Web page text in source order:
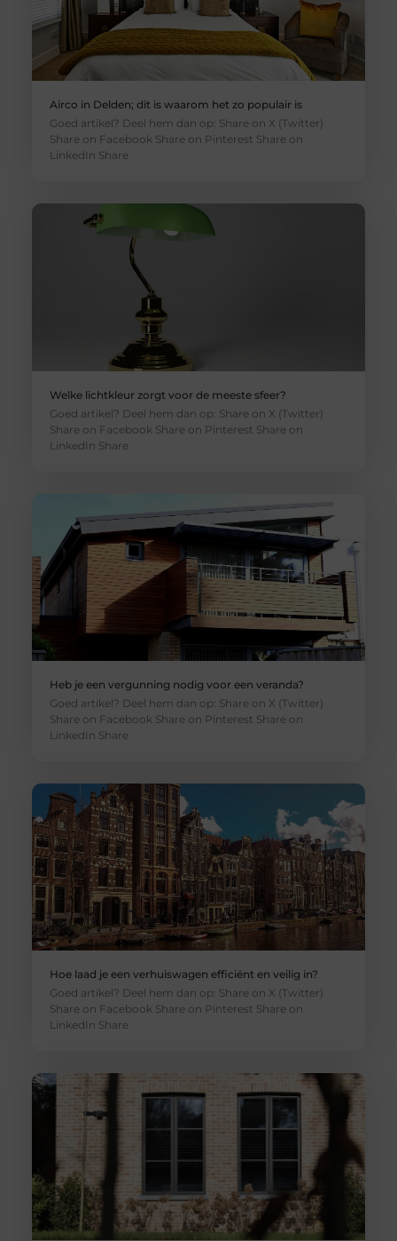
Airco in Delden; dit is waarom het zo populair is
Goed artikel? Deel hem dan op: Share on X (Twitter)
Share on Facebook Share on Pinterest Share on
LinkedIn Share
Welke lichtkleur zorgt voor de meeste sfeer?
Goed artikel? Deel hem dan op: Share on X (Twitter)
Share on Facebook Share on Pinterest Share on
LinkedIn Share
Heb je een vergunning nodig voor een veranda?
Goed artikel? Deel hem dan op: Share on X (Twitter)
Share on Facebook Share on Pinterest Share on
LinkedIn Share
Hoe laad je een verhuiswagen efficiënt en veilig in?
Goed artikel? Deel hem dan op: Share on X (Twitter)
Share on Facebook Share on Pinterest Share on
LinkedIn Share